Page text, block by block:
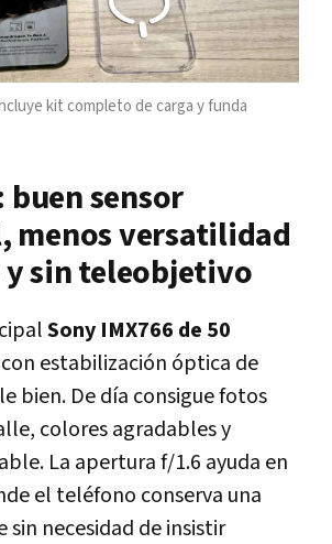
kit completo de carga y funda
buen sensor
menos versatilidad
y sin teleobjetivo
Sony IMX766 de 50
con estabilización óptica de
bien. De día consigue fotos
colores agradables y
La apertura f/1.6 ayuda en
el teléfono conserva una
sin necesidad de insistir